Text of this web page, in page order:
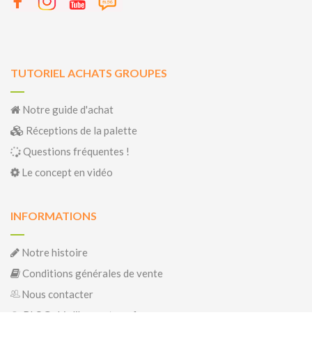
TUTORIEL ACHATS GROUPES
Notre guide d'achat
Réceptions de la palette
Questions fréquentes !
Le concept en vidéo
INFORMATIONS
Notre histoire
Conditions générales de vente
Nous contacter
BLOG : biolibrepartage.fr